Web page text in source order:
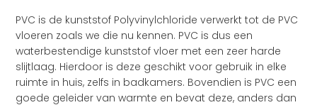
PVC is de kunststof Polyvinylchloride verwerkt tot de PVC
vloeren zoals we die nu kennen. PVC is dus een
waterbestendige kunststof vloer met een zeer harde
slijtlaag. Hierdoor is deze geschikt voor gebruik in elke
ruimte in huis, zelfs in badkamers. Bovendien is PVC een
goede geleider van warmte en bevat deze, anders dan